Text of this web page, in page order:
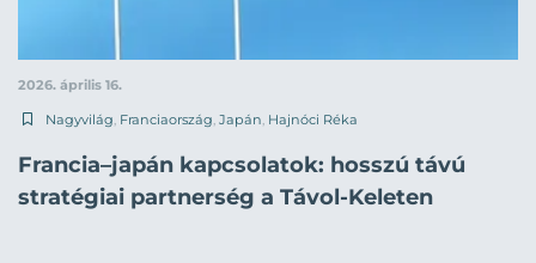
2026. április 16.
Nagyvilág Franciaország Japán Hajnóci Réka
Francia–japán kapcsolatok: hosszú távú
stratégiai partnerség a Távol-Keleten